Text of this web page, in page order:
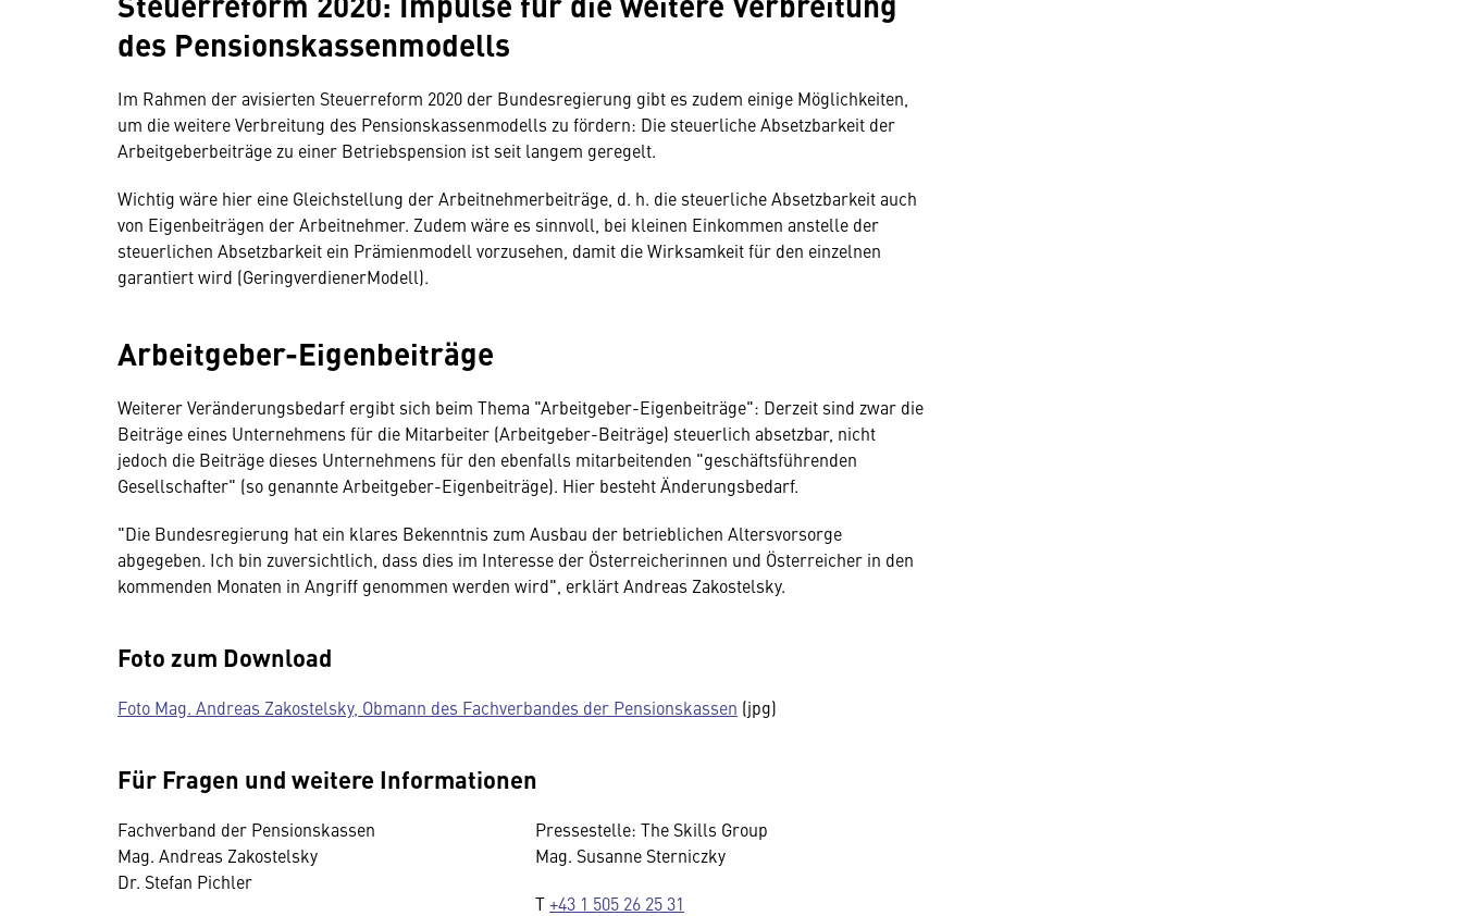
des Pensionskassenmodells
Im Rahmen der avisierten Steuerreform 2020 der Bundesregierung gibt es zudem einige Möglichkeiten,
um die weitere Verbreitung des Pensionskassenmodells zu fördern: Die steuerliche Absetzbarkeit der
Arbeitgeberbeiträge zu einer Betriebspension ist seit langem geregelt.
Wichtig wäre hier eine Gleichstellung der Arbeitnehmerbeiträge, d. h. die steuerliche Absetzbarkeit auch
von Eigenbeiträgen der Arbeitnehmer. Zudem wäre es sinnvoll, bei kleinen Einkommen anstelle der
steuerlichen Absetzbarkeit ein Prämienmodell vorzusehen, damit die Wirksamkeit für den einzelnen
garantiert wird (GeringverdienerModell).
Arbeitgeber-Eigenbeiträge
Weiterer Veränderungsbedarf ergibt sich beim Thema "Arbeitgeber-Eigenbeiträge": Derzeit sind zwar die
Beiträge eines Unternehmens für die Mitarbeiter (Arbeitgeber-Beiträge) steuerlich absetzbar, nicht
jedoch die Beiträge dieses Unternehmens für den ebenfalls mitarbeitenden "geschäftsführenden
Gesellschafter" (so genannte Arbeitgeber-Eigenbeiträge). Hier besteht Änderungsbedarf.
"Die Bundesregierung hat ein klares Bekenntnis zum Ausbau der betrieblichen Altersvorsorge
abgegeben. Ich bin zuversichtlich, dass dies im Interesse der Österreicherinnen und Österreicher in den
kommenden Monaten in Angriff genommen werden wird", erklärt Andreas Zakostelsky.
Foto zum Download
Foto Mag. Andreas Zakostelsky, Obmann des Fachverbandes der Pensionskassen (jpg)
Für Fragen und weitere Informationen
Fachverband der Pensionskassen
Mag. Andreas Zakostelsky
Dr. Stefan Pichler
Pressestelle: The Skills Group
Mag. Susanne Sterniczky
T+43 1 505 26 25 31